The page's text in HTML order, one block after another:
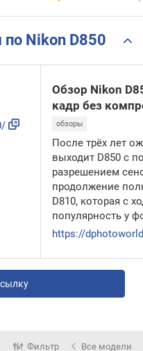
Nikon D850
Обзор Nikon
кадр без
обзоры
После трёх лет
выходит D850 с
разрешением
продолжение
D810, которая с
популярность у
Фильтр Все модели